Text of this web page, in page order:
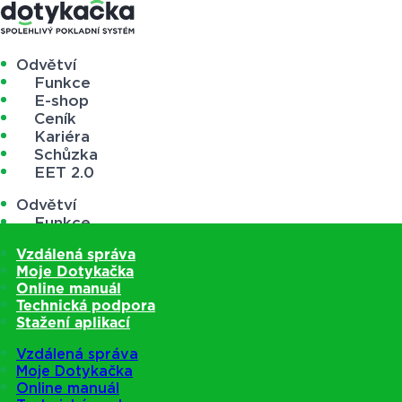
Odvětví
Funkce
E-shop
Ceník
Kariéra
Schůzka
EET 2.0
Odvětví
Funkce
Ceník
Kariéra
Schůzka
EET 2.0
Vzdálená správa
Moje Dotykačka
Online manuál
Technická podpora
Stažení aplikací
Vzdálená správa
Moje Dotykačka
Online manuál